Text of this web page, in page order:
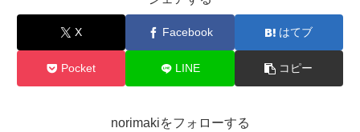
X Facebook はてブ
Pocket LINE コピー
norimakiをフォローする